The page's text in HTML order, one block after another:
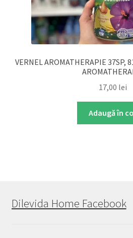
VERNEL AROMATHERAPIE 37SP,
17,00 lei
Adaugă în
Dilevida Home Facebook